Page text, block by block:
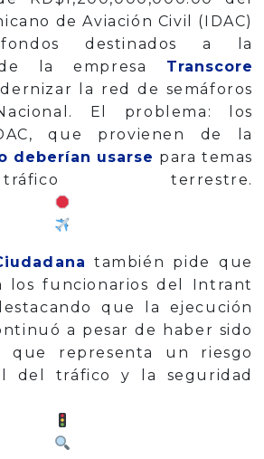
de Aviación Civil (IDAC)
destinados a la
de la empresa Transcore
la red de semáforos
El problema: los
que provienen de la
deberían usarse para temas
terrestre.
también pide que
los funcionarios del Intrant
que la ejecución
a pesar de haber sido
que representa un riesgo
del tráfico y la seguridad